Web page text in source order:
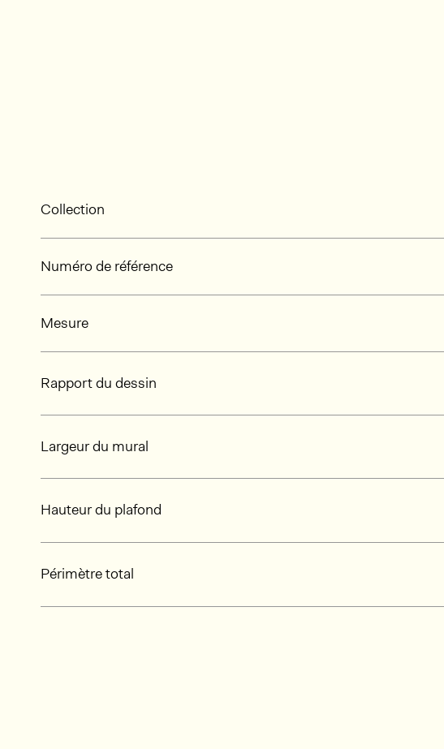
Collection
Numéro de référence
Mesure
Rapport du dessin
Largeur du mural
Hauteur du plafond
Périmètre total